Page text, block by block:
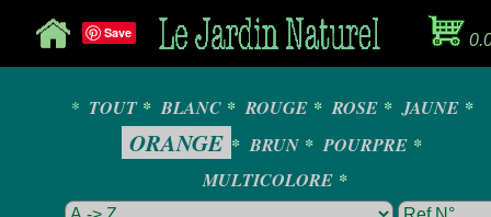
Save
* TOUT * BLANC * ROUGE * ROSE * JAUNE *
ORANGE * BRUN * POURPRE *
MULTICOLORE *